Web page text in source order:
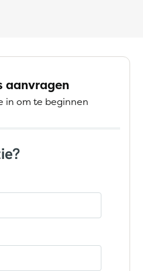
aanvragen
in om te beginnen